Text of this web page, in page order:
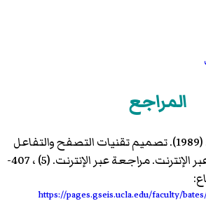
المراجع
بيتس، مارسيا ج. (1989). تصميم تقنيات التصفح والتفاعل
لواجهة البحث عبر الإنترنت. مراجعة عبر الإنترنت. (5) ، 407-
https://pages.gseis.ucla.edu/faculty/